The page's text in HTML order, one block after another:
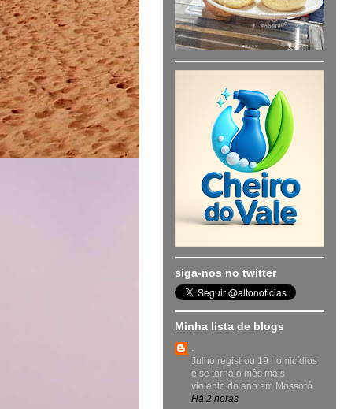
siga-nos no twitter
Minha lista de blogs
.
Julho registrou 19 homicídios
e se torna o mês mais
violento do ano em Mossoró
Há 2 horas